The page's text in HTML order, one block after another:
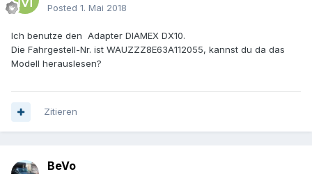
Posted 1. Mai 2018
Ich benutze den Adapter DIAMEX DX10.
Die Fahrgestell-Nr. ist WAUZZZ8E63A112055, kannst du da das
Modell herauslesen?
Zitieren
BeVo